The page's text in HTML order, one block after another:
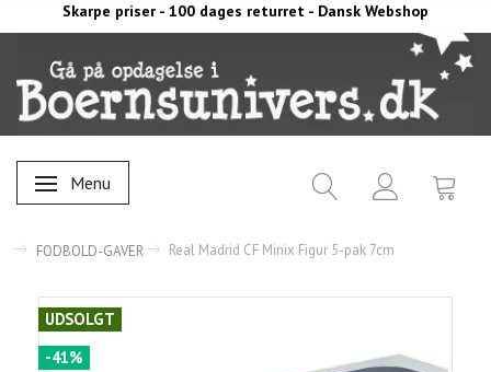
Skarpe priser - 100 dages returret - Dansk Webshop
Skifte navigation
Menu
FODBOLD-GAVER Real Madrid CF Minix Figur 5-pak 7cm
UDSOLGT
-41%